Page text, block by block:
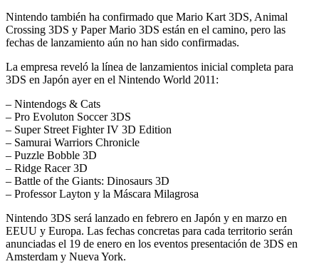
Nintendo también ha confirmado que Mario Kart 3DS, Animal
Crossing 3DS y Paper Mario 3DS están en el camino, pero las
fechas de lanzamiento aún no han sido confirmadas.
La empresa reveló la línea de lanzamientos inicial completa para
3DS en Japón ayer en el Nintendo World 2011:
– Nintendogs & Cats
– Pro Evoluton Soccer 3DS
– Super Street Fighter IV 3D Edition
– Samurai Warriors Chronicle
– Puzzle Bobble 3D
– Ridge Racer 3D
– Battle of the Giants: Dinosaurs 3D
– Professor Layton y la Máscara Milagrosa
Nintendo 3DS será lanzado en febrero en Japón y en marzo en
EEUU y Europa. Las fechas concretas para cada territorio serán
anunciadas el 19 de enero en los eventos presentación de 3DS en
Amsterdam y Nueva York.